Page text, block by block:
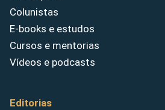
Colunistas
E-books e estudos
Cursos e mentorias
Vídeos e podcasts
Editorias